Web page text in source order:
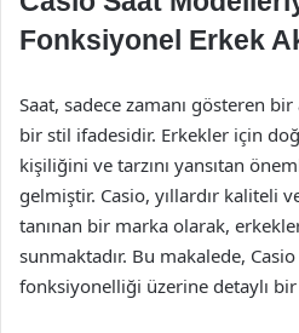
Fonksiyonel Erkek
Saat, sadece zamanı gösteren
bir stil ifadesidir. Erkekler için
kişiliğini ve tarzını yansıtan
gelmiştir. Casio, yıllardır kaliteli
tanınan bir marka olarak,
sunmaktadır. Bu makalede, Casio
fonksiyonelliği üzerine detaylı bir